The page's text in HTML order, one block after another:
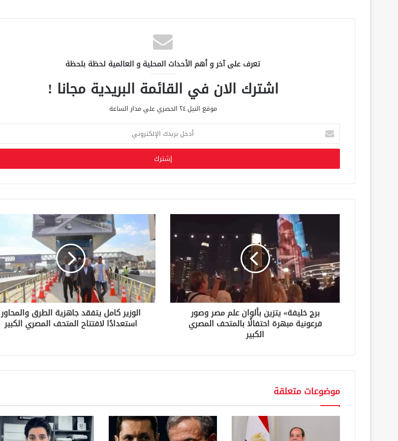
تعرف على آخر و أهم الأحداث المحلية و العالمية لحظة بلحظة
اشترك الان في القائمة البريدية مجانا !
موقع النيل ٢٤ الحصري علي مدار الساعة
خ
ب
د
ك
ل
ك
ت
ن
برج خليفة» يتزين بألوان علم مصر وصور
فرعونية مبهرة احتفالًا بالمتحف المصري
الكبير
الوزير كامل يتفقد جاهزية الطرق والمحاور
استعدادًا لافتتاح المتحف المصري الكبير
موضوعات متعلقة